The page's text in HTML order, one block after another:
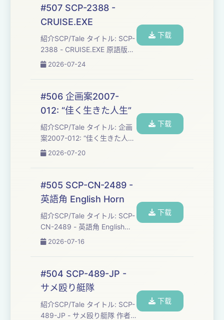
jp.wikidot.com/scp-463-jp
成年: 2016 SCP財団とは:
https://ja.wikipedia.org/wiki/SCP%E8%B2%A1%E5%...
#507 SCP-2388 -
CRUISE.EXE
紹介SCP/Tale タイトル: SCP-
2388 - CRUISE.EXE 原語版タ
イトル: SCP-2388 -
語版作者: CapnThatguy ソー
ス: http://scp-
jp.wikidot.com/scp-2388 原
語版ソース: http://scp-
wiki.wikidot.com/scp-2388
ライセンス: ...
2026-07-24
下载
#506 企画案2007-
012: “佳く生きた人生”
紹介SCP/Tale タイトル: 企画
案2007-012: “佳く生きた人
生” 原語版タイトル: Project
Well Lived" 訳者: C-Dives 原
語版作者: LORDXVNV ソース:
http://scp-
jp.wikidot.com/project-
proposal-2007-012 原語版ソ
ース: http:...
2026-07-20
下载
#505 SCP-CN-2489 -
英語角 English Horn
紹介SCP/Tale タイトル: SCP-
CN-2489 - 英語角 English
Horn 原語版タイトル: SCP-
Dives 原語版作者: cqhsama
ソース: http://scp-
jp.wikidot.com/scp-cn-2489
原語版ソース: http://scp-
wiki-cn.wikidot.com/scp-cn-
248...
2026-07-16
下载
#504 SCP-489-JP -
サメ殴り艇隊
紹介SCP/Tale タイトル: SCP-
489-JP - サメ殴り艇隊 作者:
下载